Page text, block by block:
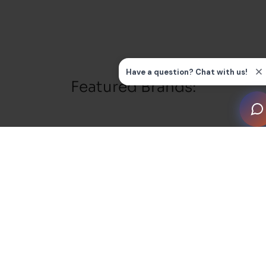
Featured Brands: